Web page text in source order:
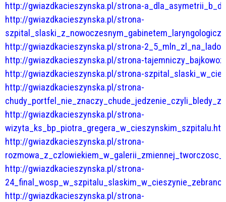
http://gwiazdkacieszynska.pl/strona-
http://gwiazdkacieszynska.pl/strona-
http://gwiazdkacieszynska.pl/strona-
http://gwiazdkacieszynska.pl/strona-
http://gwiazdkacieszynska.pl/strona-
http://gwiazdkacieszynska.pl/strona-
http://gwiazdkacieszynska.pl/strona-
http://gwiazdkacieszynska.pl/strona-
http://gwiazdkacieszynska.pl/strona-
http://gwiazdkacieszynska.pl/strona-